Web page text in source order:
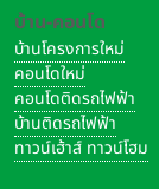
บ้าน-คอนโด
บ้านโครงการใหม่
คอนโดใหม่
คอนโดติดรถไฟฟ้า
บ้านติดรถไฟฟ้า
ทาวน์เฮ้าส์ ทาวน์โฮม